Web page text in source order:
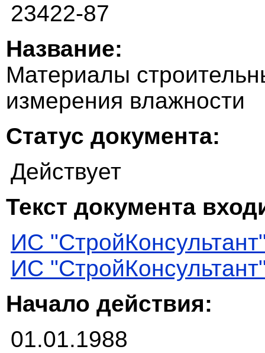
23422-87
Название:
Материалы
измерения влажности
Статус документа:
Действует
Текст документа
ИС
ИС
Начало действия:
01.01.1988